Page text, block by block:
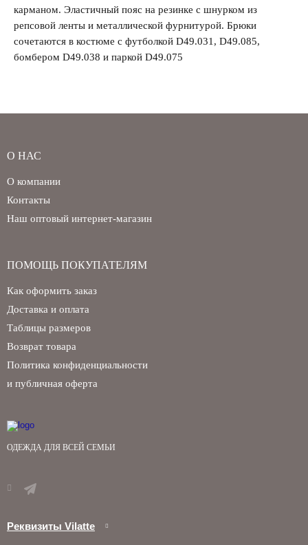
карманом. Эластичный пояс на резинке с шнурком из
репсовой ленты и металлической фурнитурой. Брюки
сочетаются в костюме с футболкой D49.031, D49.085,
бомбером D49.038 и паркой D49.075
ОДЕЖДА ДЛЯ ВСЕЙ СЕМЬИ
Реквизиты Vilatte
О НАС
О компании
Контакты
Наш оптовый интернет-магазин
ПОМОЩЬ ПОКУПАТЕЛЯМ
Как оформить заказ
Доставка и оплата
Таблицы размеров
Возврат товара
Политика конфиденциальности
и публичная оферта